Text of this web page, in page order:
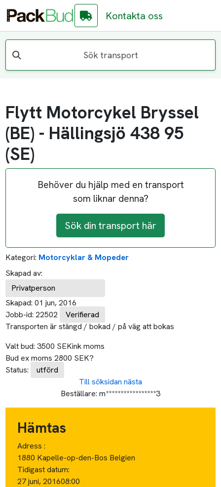
Kontakta oss
Sök transport
Flytt Motorcykel Bryssel
(BE) - Hällingsjö 438 95
(SE)
Behöver du hjälp med en transport
som liknar denna?
Sök din transport här
Kategori: Motorcyklar & Mopeder
Skapad av:
Privatperson
Skapad: 01 jun, 2016
Jobb-id: 22502
Verifierad
Transporten är stängd / bokad / på väg att bokas
Valt bud: 3500 SEKink moms
Bud ex moms2800 SEK?
Status:
utförd
Till söksidan nästa
Beställare: m*****************3
Hämtas
Adress :
1880 Kapelle-op-den-Bos Belgien
Tidigast datum:
27 juni, 201608:00